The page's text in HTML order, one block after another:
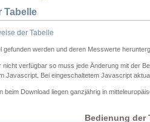
Tabelle
der Tabelle
gefunden werden und deren Messwerte
verfügbar so muss jede Änderung mit der
Javascript. Bei eingeschaltetem Javascript
beim Download liegen ganzjährig in
Bedienung der